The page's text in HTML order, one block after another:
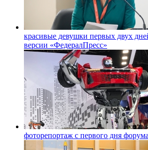
красивые девушки первых двух
версии «ФедералПресс»
фоторепортаж с первого дня форума